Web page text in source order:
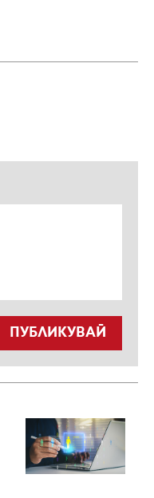
ПУБЛИКУВАЙ